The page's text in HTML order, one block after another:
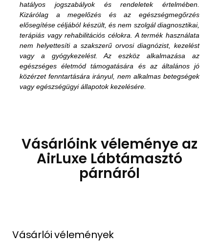
hatályos jogszabályok és rendeletek értelmében.
Kizárólag a megelőzés és az egészségmegőrzés
elősegítése céljából készült, és nem szolgál diagnosztikai,
terápiás vagy rehabilitációs célokra. A termék használata
nem helyettesíti a szakszerű orvosi diagnózist, kezelést
vagy a gyógykezelést. Az eszköz alkalmazása az
egészséges életmód támogatására és az általános jó
közérzet fenntartására irányul, nem alkalmas betegségek
vagy egészségügyi állapotok kezelésére.
Vásárlóink véleménye az
AirLuxe Lábtámasztó
párnáról
Vásárlói vélemények